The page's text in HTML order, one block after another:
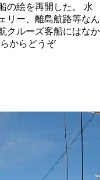
の絵を再開した。 水
リー、離島航路等なん
クルーズ客船にはなか
からどうぞ